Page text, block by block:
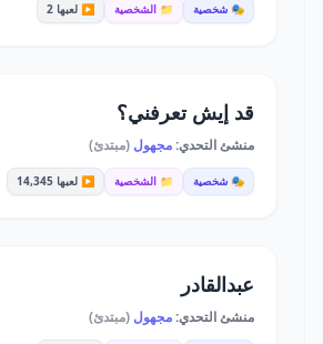
🎭 شخصية 📁 الشخصية ▶️ لعبها 2
قد إيش تعرفني؟
منشئ التحدي:مجهول (مبتدئ)
🎭 شخصية 📁 الشخصية ▶️ لعبها 14,345
عبدالقادر
منشئ التحدي:مجهول (مبتدئ)